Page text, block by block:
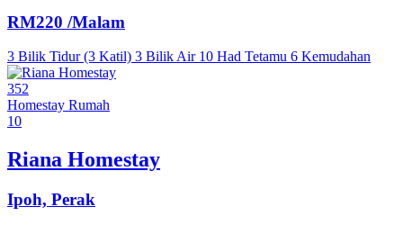
RM220 /Malam
3 Bilik Tidur (3 Katil) 3 Bilik Air 10 Had Tetamu 6 Kemudahan
352
Homestay Rumah
10
Riana Homestay
Ipoh, Perak